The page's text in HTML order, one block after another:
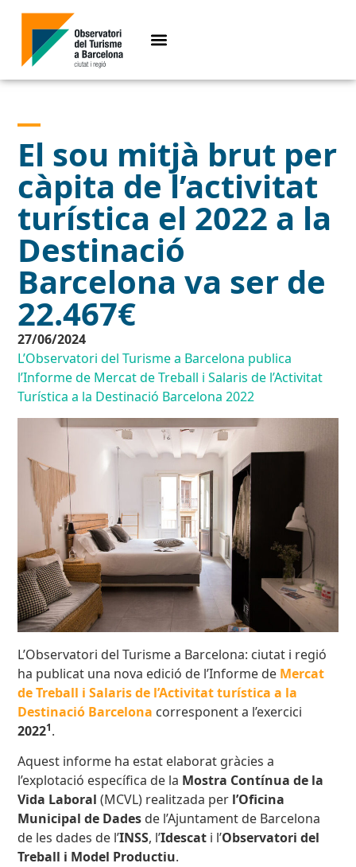
El sou mitjà brut per
càpita de l’activitat
turística el 2022 a la
Destinació
Barcelona va ser de
22.467€
27/06/2024
L’Observatori del Turisme a Barcelona publica
l’Informe de Mercat de Treball i Salaris de l’Activitat
Turística a la Destinació Barcelona 2022
L’Observatori del Turisme a Barcelona: ciutat i regió
ha publicat una nova edició de l’Informe de Mercat
de Treball i Salaris de l’Activitat turística a la
Destinació Barcelona corresponent a l’exercici
20221.
Aquest informe ha estat elaborat gràcies a
l’explotació específica de la Mostra Contínua de la
Vida Laboral (MCVL) realitzada per l’Oficina
Municipal de Dades de l’Ajuntament de Barcelona
de les dades de l’INSS, l’Idescat i l’Observatori del
Treball i Model Productiu.